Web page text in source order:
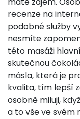
recenze na
podobné služby
nesmíte
této masáži
skutečnou
másla, která je
kvalita, tím lepší
osobně miluji,
a to vše ve svém